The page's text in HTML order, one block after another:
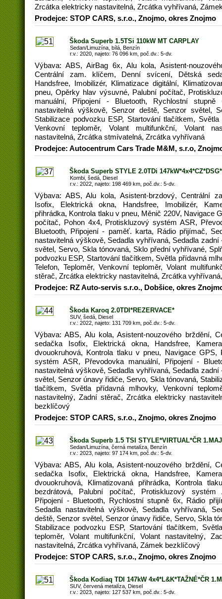
Zrcátka elektricky nastavitelná, Zrcátka vyhřívaná,
Prodejce: STOP CARS, s.r.o., Znojmo, okres Znojmo
Škoda Superb 1.5TSi 110kW MT CARPLAY
Sedan/Limuzína, bílá, Benzín
r.v.: 2020, najeto: 76 096 km, poč.dv.: 5-dv.
Výbava: ABS, AirBag 6x, Alu kola, Asistent-
Centrální zam. klíčem, Denní svícení, Dětská
Handsfree, Imobilizér, Klimatizace digitální,
pneu, Opěrky hlav výsuvné, Palubní počítač,
manuální, Připojení - Bluetooth, Rychlostní
nastavitelná výškově, Senzor deště, Senzor světel,
Stabilizace podvozku ESP, Startování tlačítkem,
Venkovní teploměr, Volant multifunkční, Volant
nastavitelná, Zrcátka stmívatelná, Zrcátka vyhřívaná
Prodejce: Autocentrum Cars Trade M&M, s.r.o,
Škoda Superb STYLE 2.0TDi 147kW*4x4*CZ*DSG*
Kombi, šedá, Diesel
r.v.: 2022, najeto: 198 469 km, poč.dv.: 5-dv.
Výbava: ABS, Alu kola, Asistent-brzdový, Centrální
Isofix, Elektrická okna, Handsfree, Imobilizér,
přihrádka, Kontrola tlaku v pneu, Měnič 220V, Navigace
počítač, Pohon 4x4, Protiskluzový systém ASR,
Bluetooth, Připojení - paměť. karta, Rádio přijímač,
nastavitelná výškově, Sedadla vyhřívaná, Sedadla
světel, Servo, Skla tónovaná, Sklo přední vyhřívané,
podvozku ESP, Startování tlačítkem, Světla přídavná
Telefon, Teploměr, Venkovní teploměr, Volant
stěrač, Zrcátka elektricky nastavitelná, Zrcátka
Prodejce: RZ Auto-servis s.r.o., Dobšice, okres
Škoda Karoq 2.0TDI*REZERVACE*
SUV, šedá, Diesel
r.v.: 2022, najeto: 131 709 km, poč.dv.: 5-dv.
Výbava: ABS, Alu kola, Asistent-nouzového brždění,
sedačka Isofix, Elektrická okna, Handsfree,
dvouokruhová, Kontrola tlaku v pneu, Navigace GPS,
systém ASR, Převodovka manuální, Připojení -
nastavitelná výškově, Sedadla vyhřívaná, Sedadla
světel, Senzor únavy řidiče, Servo, Skla tónovaná,
tlačítkem, Světla přídavná mlhovky, Venkovní
nastavitelný, Zadní stěrač, Zrcátka elektricky
bezklíčový
Prodejce: STOP CARS, s.r.o., Znojmo, okres Znojmo
Škoda Superb 1.5 TSI STYLE*VIRTUAL*ČR 1.MAJ
Sedan/Limuzína, černá metalíza, Benzín
r.v.: 2023, najeto: 97 174 km, poč.dv.: 5-dv.
Výbava: ABS, Alu kola, Asistent-nouzového brždění,
sedačka Isofix, Elektrická okna, Handsfree,
dvouokruhová, Klimatizovaná přihrádka, Kontrola
bezdrátová, Palubní počítač, Protiskluzový systém
Připojení - Bluetooth, Rychlostní stupně 6x, Rádio
Sedadla nastavitelná výškově, Sedadla vyhřívaná,
deště, Senzor světel, Senzor únavy řidiče, Servo, Skla
Stabilizace podvozku ESP, Startování tlačítkem,
teploměr, Volant multifunkční, Volant nastavitelný,
nastavitelná, Zrcátka vyhřívaná, Zámek bezklíčový
Prodejce: STOP CARS, s.r.o., Znojmo, okres Znojmo
Škoda Kodiaq TDI 147kW 4x4*L&K*TAŽNÉ*ČR 1.M
SUV, červená metalíza, Diesel
r.v.: 2023, najeto: 127 537 km, poč.dv.: 5-dv.